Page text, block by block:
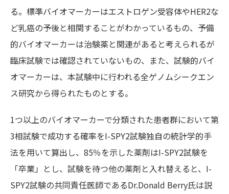
る。標準バイオマーカーはエストロゲン受容体やHER2な
ど乳癌の予後と相関することがわかっているもの、予備
的バイオマーカーは治験薬と関連があると考えられるが
臨床試験では確認されていないもの、また、試験的バイ
オマーカーは、本試験中に行われる全ゲノムシークエン
ス研究から得られたものとする。
1つ以上のバイオマーカーで分類された患者群において第
3相試験で成功する確率をI-SPY2試験独自の統計学的手
法を用いて算出し、85％を示した薬剤はI-SPY2試験を
「卒業」とし、試験を待つ他の薬剤と入れ替えると、I-
SPY2試験の共同責任医師であるDr.Donald Berry氏は説